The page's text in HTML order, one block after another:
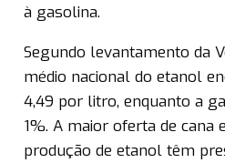
à gasolina.
Segundo levantamento da
médio nacional do etanol
4,49 por litro, enquanto a
1%. A maior oferta de cana
produção de etanol têm